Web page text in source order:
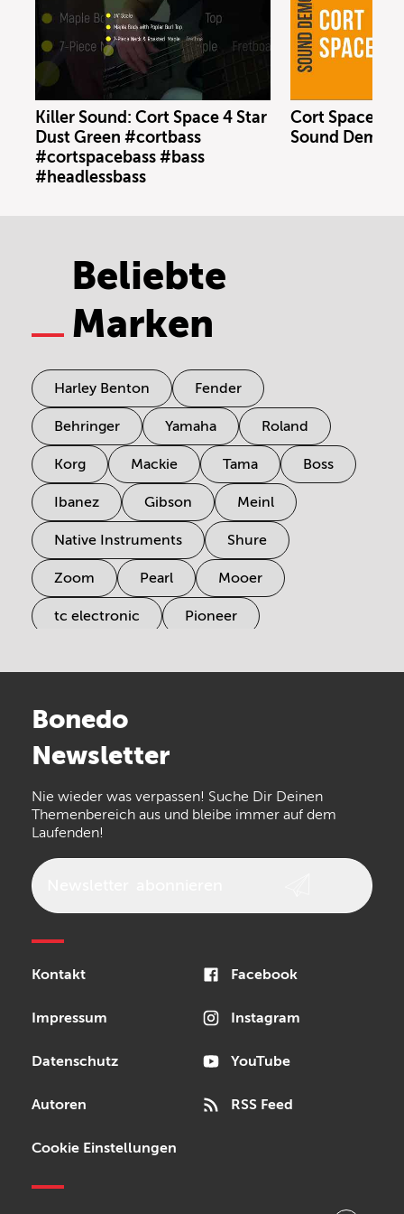
Zufällen!
Killer Sound: Cort Space 4 Star
Dust Green #cortbass
#cortspacebass #bass
#headlessbass
Cort Space 4
Sound Demo
Beliebte
Marken
Harley Benton Fender
Behringer Yamaha Roland
Korg Mackie Tama Boss
Ibanez Gibson Meinl
Native Instruments Shure
Zoom Pearl Mooer
tc electronic Pioneer
Arturia
the t.bone
Walrus Audio Epiphone
Bonedo
Newsletter
Nie wieder was verpassen! Suche Dir Deinen
Themenbereich aus und bleibe immer auf dem
Laufenden!
Kontakt
Impressum
Datenschutz
Autoren
Cookie Einstellungen
Facebook
Instagram
YouTube
RSS Feed